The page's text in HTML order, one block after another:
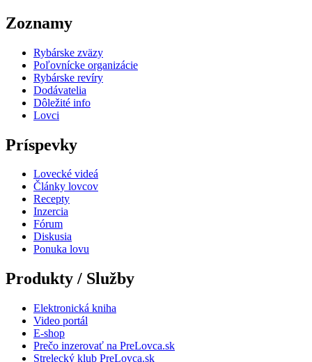
Zoznamy
Rybárske zväzy
Poľovnícke organizácie
Rybárske revíry
Dodávatelia
Dôležité info
Lovci
Príspevky
Lovecké videá
Články lovcov
Recepty
Inzercia
Fórum
Diskusia
Ponuka lovu
Produkty / Služby
Elektronická kniha
Video portál
E-shop
Prečo inzerovať na PreLovca.sk
Strelecký klub PreLovca.sk